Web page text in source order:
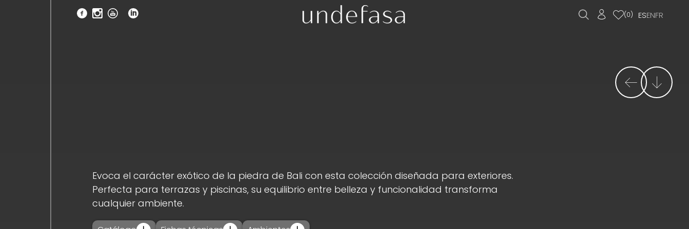
(0) ESENFR
inicio_
descargas_
proyectos_
Evoca el carácter exótico de la piedra de Bali con esta colección diseñada para exteriores.
Perfecta para terrazas y piscinas, su equilibrio entre belleza y funcionalidad transforma
cualquier ambiente.